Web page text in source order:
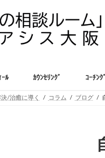
ｰﾙ ｶｳﾝｾﾘﾝｸﾞ ｺｰﾁﾝｸﾞ
/治癒に導く コラム ブログ